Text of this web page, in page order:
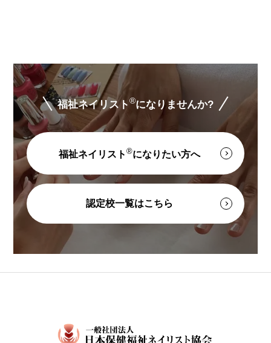
福祉ネイリスト®になりませんか?
福祉ネイリスト ®になりたい方へ
認定校一覧はこちら